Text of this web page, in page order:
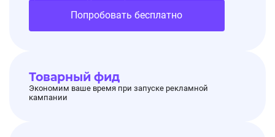
Попробовать бесплатно
Товарный фид
Экономим ваше время при запуске рекламной
кампании